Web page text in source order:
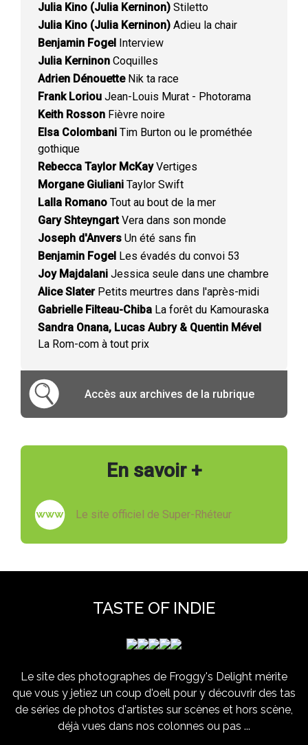
Julia Kino (Julia Kerninon) Stiletto
Julia Kino (Julia Kerninon) Adieu la chair
Benjamin Fogel Interview
Julia Kerninon Coquilles
Adrien DénouetteNik ta race
Frank Loriou Jean-Louis Murat - Photorama
Keith Rosson Fièvre noire
Elsa Colombani Tim Burton ou le prométhée
gothique
Rebecca Taylor McKayVertiges
Morgane Giuliani Taylor Swift
Lalla Romano Tout au bout de la mer
Gary ShteyngartVera dans son monde
Joseph d'Anvers Un été sans fin
Benjamin Fogel Les évadés du convoi 53
Joy Majdalani Jessica seule dans une chambre
Alice SlaterPetits meurtres dans l'après-midi
Gabrielle Filteau-Chiba La forêt du Kamouraska
Sandra Onana, Lucas Aubry & Quentin Mével
La Rom-com à tout prix
Accès aux archives de la rubrique
En savoir +
Le site officiel de Super-Rhéteur
TASTE OF INDIE
Le site des photographes de Froggy's Delight mérite
que vous y jetiez un coup d'oeil pour y découvrir des tas
de séries de photos d'artistes sur scènes et hors scène,
déjà vues dans nos colonnes ou pas ...